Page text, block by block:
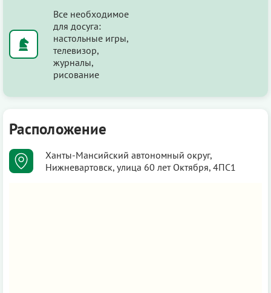
Все необходимое
для досуга:
настольные игры,
телевизор,
журналы,
рисование
Расположение
Ханты-Мансийский автономный округ,
Нижневартовск, улица 60 лет Октября, 4ПС1